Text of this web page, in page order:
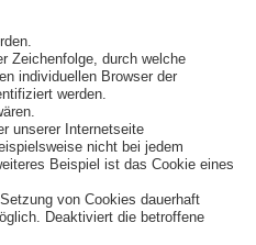
Zeichenfolge, durch welche
individuellen Browser der
werden.
unserer Internetseite
nicht bei jedem
Beispiel ist das Cookie eines
von Cookies dauerhaft
Deaktiviert die betroffene